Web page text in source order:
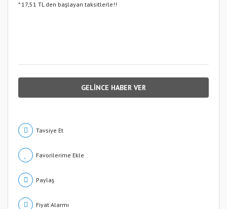
* 17,51 TL den başlayan taksitlerle!!
GELİNCE HABER VER
Tavsiye Et
Paylaş
Fiyat Alarmı